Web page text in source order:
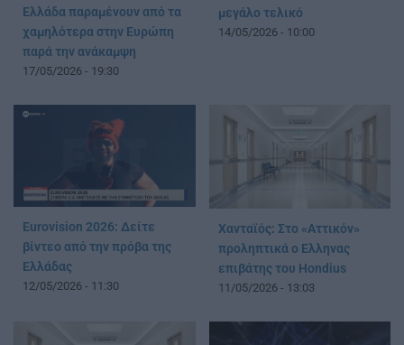
Ελλάδα παραμένουν από τα
χαμηλότερα στην Ευρώπη
παρά την ανάκαμψη
17/05/2026 - 19:30
μεγάλο τελικό
14/05/2026 - 10:00
Eurovision 2026: Δείτε
βίντεο από την πρόβα της
Ελλάδας
12/05/2026 - 11:30
Χανταϊός: Στο «Αττικόν»
προληπτικά ο Ελληνας
επιβάτης του Hondius
11/05/2026 - 13:03